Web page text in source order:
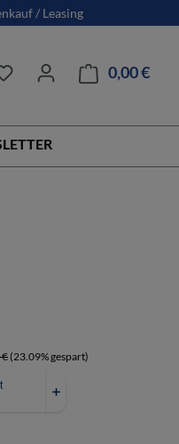
/ Leasing
0,00 €
€ (23.09% gespart)